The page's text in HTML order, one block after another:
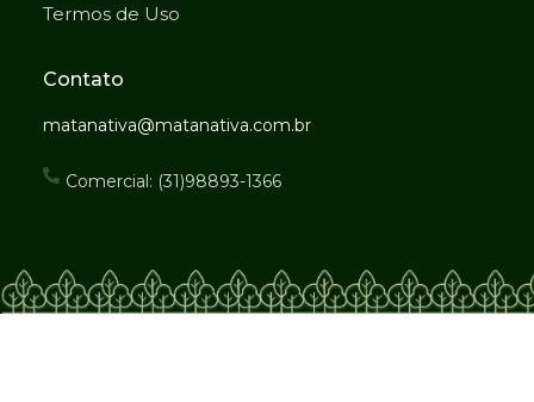
Termos de Uso
Contato
matanativa@matanativa.com.br
Comercial: (31)98893-1366